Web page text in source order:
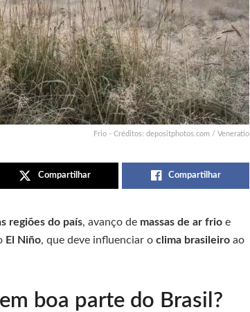
Frio - Créditos: depositphotos.com / Veneratio
Compartilhar Compartilhar
regiões do país, avanço de massas de ar frio e
El Niño, que deve influenciar o clima brasileiro ao
boa parte do Brasil?